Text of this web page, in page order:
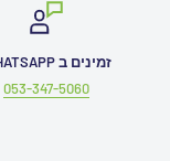
זמינים ב WHATSAPP
053-347-5060